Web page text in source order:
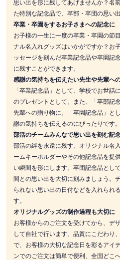
た特別な記念品で、卒部・卒団の思い
卒業・卒園をするお子さまへの記念に
お子様の一生に一度の卒業・卒園の節
ナル名入れグッズはいかがですか？お
ッセージを刻んだ卒業記念品や卒園記
に残すことができます。
感謝の気持ちを伝えたい先生や先輩へ
「卒業記念品」として、学校でお世
のプレゼントとして。また、「卒部記
先輩への贈り物に。「卒園記念品」と
謝の気持ちを伝えるのにぴったりです。
部活のチームみんなで思い出を刻む記
部活の絆を永遠に残す、オリジナル名
ームキーホルダーやその他記念品を提
い瞬間を形にします。卒団記念品とし
間との思い出を大切に刻みましょう。
られない思い出の日付などを入れられ
す。
オリジナルグッズの制作過程も大切に
お客様からのご注文を受けてから、デ
して自社で行います。品質にこだわり
で、お客様の大切な記念日を彩るアイ
ンでのご注文は簡単で便利、全国どこ